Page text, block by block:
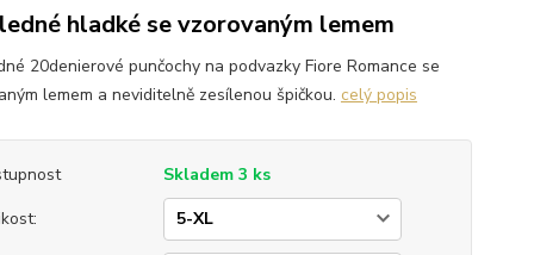
hladké se vzorovaným lemem
20denierové punčochy na podvazky Fiore Romance se
lemem a neviditelně zesílenou špičkou. celý popis
Skladem 3 ks